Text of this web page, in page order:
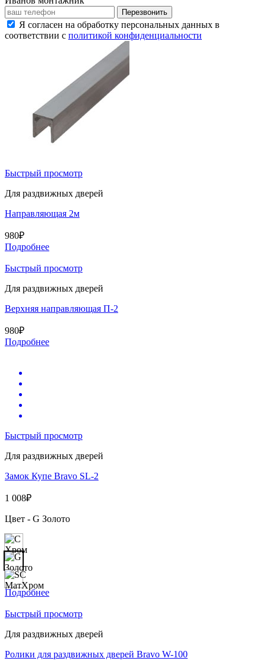
Перезвонить
Я согласен на обработку персональных данных в
соответствии с политикой конфиденциальности
Быстрый просмотр
Для раздвижных дверей
Направляющая 2м
980₽
Подробнее
Быстрый просмотр
Для раздвижных дверей
Верхняя направляющая П-2
980₽
Подробнее
Быстрый просмотр
Для раздвижных дверей
Замок Купе Bravo SL-2
1 008₽
Цвет - G Золото
Подробнее
Быстрый просмотр
Для раздвижных дверей
Ролики для раздвижных дверей Bravo W-100